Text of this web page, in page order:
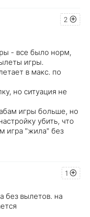
2
- все было норм,
игры.
в макс. по
но ситуация не
игры больше, но
убить, что
игра "жила" без
1
без вылетов. на